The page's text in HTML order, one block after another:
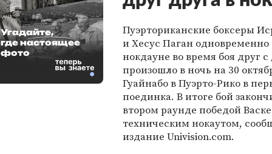
Пуэрториканские боксеры
и Хесус Паган одновременно
нокдауне во время боя друг
произошло в ночь на 30
Гуайнабо в Пуэрто-Рико в
поединка. В итоге бой
втором раунде победой
техническим нокаутом,
издание Univision.com.
Угадайте,
где настоящее
фото